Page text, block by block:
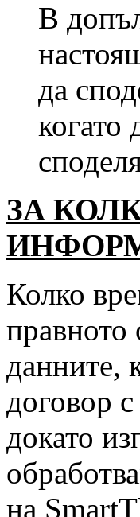
В
да
когато
ЗА
Колко
правното
данните,
договор
докато
на